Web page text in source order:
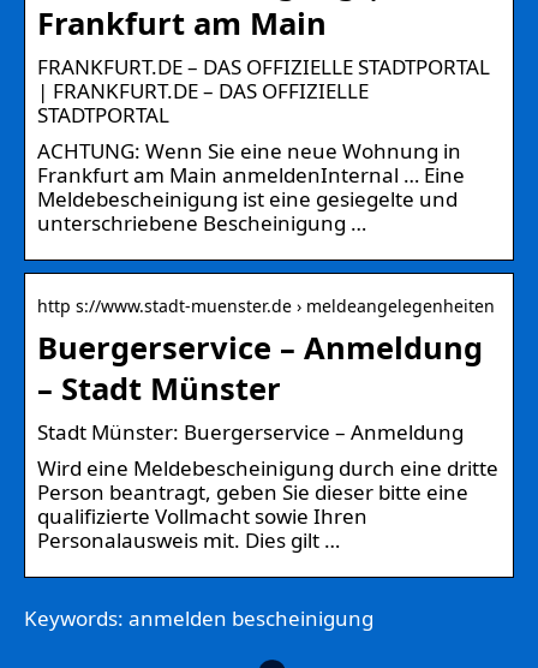
Frankfurt am Main
FRANKFURT.DE – DAS OFFIZIELLE STADTPORTAL
| FRANKFURT.DE – DAS OFFIZIELLE
STADTPORTAL
ACHTUNG: Wenn Sie eine neue Wohnung in
Frankfurt am Main anmeldenInternal … Eine
Meldebescheinigung ist eine gesiegelte und
unterschriebene Bescheinigung …
http s://www.stadt-muenster.de › meldeangelegenheiten
Buergerservice – Anmeldung
– Stadt Münster
Stadt Münster: Buergerservice – Anmeldung
Wird eine Meldebescheinigung durch eine dritte
Person beantragt, geben Sie dieser bitte eine
qualifizierte Vollmacht sowie Ihren
Personalausweis mit. Dies gilt …
Keywords: anmelden bescheinigung